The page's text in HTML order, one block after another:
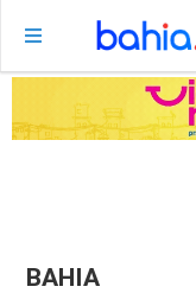
BAHIA